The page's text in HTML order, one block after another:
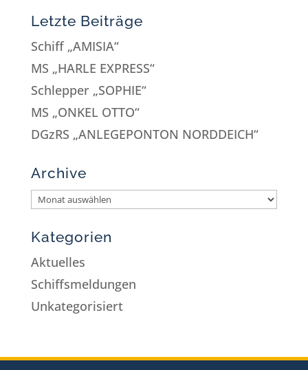
Letzte Beiträge
Schiff „AMISIA“
MS „HARLE EXPRESS“
Schlepper „SOPHIE“
MS „ONKEL OTTO“
DGzRS „ANLEGEPONTON NORDDEICH“
Archive
Kategorien
Aktuelles
Schiffsmeldungen
Unkategorisiert